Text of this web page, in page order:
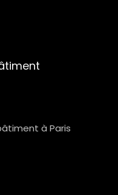
à Paris